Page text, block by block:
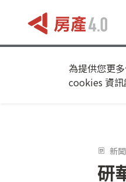
為提供您更
cookies 資訊
新
研